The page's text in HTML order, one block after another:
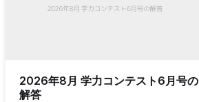
2026年8月 学力コンテスト6月号の
解答